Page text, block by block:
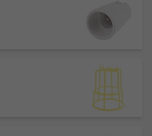
détecteurs de
pour analyser
sont utiles